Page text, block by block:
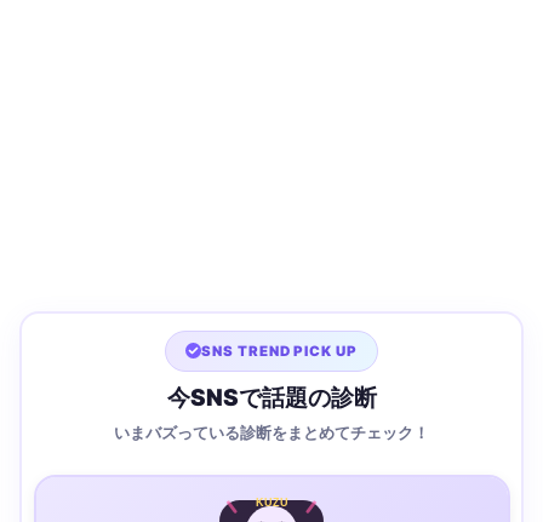
SNS TREND PICK UP
今SNSで話題の診断
いまバズっている診断をまとめてチェック！
KUZU